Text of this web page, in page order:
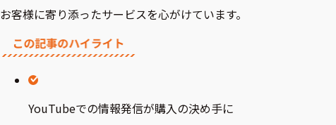
お客様に寄り添ったサービスを心がけています。
YouTubeでの情報発信が購入の決め手に